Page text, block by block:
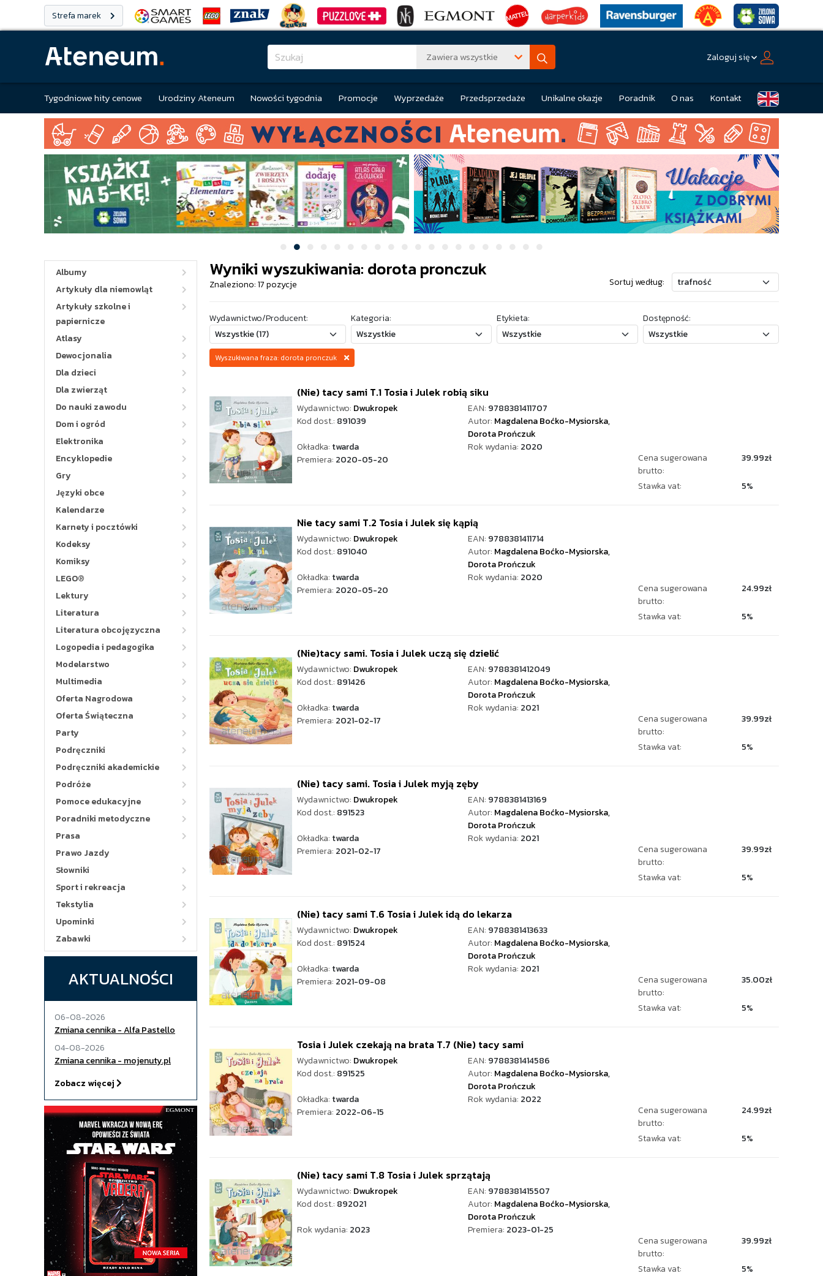
Strefa marek
Zawiera wszystkie Zaloguj się
Tygodniowe hity cenowe Urodziny Ateneum Nowości tygodnia Promocje Wyprzedaże Przedsprzedaże Unikalne okazje Poradnik O nas Kontakt
Albumy
Artykuły dla niemowląt
Artykuły szkolne i
papiernicze
Atlasy
Dewocjonalia
Dla dzieci
Dla zwierząt
Do nauki zawodu
Dom i ogród
Elektronika
Encyklopedie
Gry
Języki obce
Kalendarze
Karnety i pocztówki
Kodeksy
Komiksy
LEGO®
Lektury
Literatura
Literatura obcojęzyczna
Logopedia i pedagogika
Modelarstwo
Multimedia
Oferta Nagrodowa
Oferta Świąteczna
Party
Podręczniki
Podręczniki akademickie
Podróże
Pomoce edukacyjne
Poradniki metodyczne
Prasa
Prawo Jazdy
Słowniki
Sport i rekreacja
Tekstylia
Upominki
Zabawki
AKTUALNOŚCI
06-08-2026
Zmiana cennika - Alfa Pastello
04-08-2026
Zmiana cennika - mojenuty.pl
Zobacz więcej
Wyniki wyszukiwania: dorota pronczuk
Znaleziono: 17 pozycje Sortuj według:
Wydawnictwo/Producent: Kategoria: Etykieta: Dostępność:
Wyszukiwana fraza: dorota pronczuk
(Nie) tacy sami T.1 Tosia i Julek robią siku
Wydawnictwo: Dwukropek EAN: 9788381411707
Kod dost.: 891039 Autor: Magdalena Boćko-Mysiorska,
Dorota Prończuk
Okładka: twarda Rok wydania: 2020
Premiera: 2020-05-20
Cena sugerowana
brutto:
39.99zł
Stawka vat: 5%
Nie tacy sami T.2 Tosia i Julek się kąpią
Wydawnictwo: Dwukropek EAN: 9788381411714
Kod dost.: 891040 Autor: Magdalena Boćko-Mysiorska,
Dorota Prończuk
Okładka: twarda Rok wydania: 2020
Premiera: 2020-05-20
Cena sugerowana
brutto:
24.99zł
Stawka vat: 5%
(Nie)tacy sami. Tosia i Julek uczą się dzielić
Wydawnictwo: Dwukropek EAN: 9788381412049
Kod dost.: 891426 Autor: Magdalena Boćko-Mysiorska,
Dorota Prończuk
Okładka: twarda Rok wydania: 2021
Premiera: 2021-02-17
Cena sugerowana
brutto:
39.99zł
Stawka vat: 5%
(Nie) tacy sami. Tosia i Julek myją zęby
Wydawnictwo: Dwukropek EAN: 9788381413169
Kod dost.: 891523 Autor: Magdalena Boćko-Mysiorska,
Dorota Prończuk
Okładka: twarda Rok wydania: 2021
Premiera: 2021-02-17
Cena sugerowana
brutto:
39.99zł
Stawka vat: 5%
(Nie) tacy sami T.6 Tosia i Julek idą do lekarza
Wydawnictwo: Dwukropek EAN: 9788381413633
Kod dost.: 891524 Autor: Magdalena Boćko-Mysiorska,
Dorota Prończuk
Okładka: twarda Rok wydania: 2021
Premiera: 2021-09-08
Cena sugerowana
brutto:
35.00zł
Stawka vat: 5%
Tosia i Julek czekają na brata T.7 (Nie) tacy sami
Wydawnictwo: Dwukropek EAN: 9788381414586
Kod dost.: 891525 Autor: Magdalena Boćko-Mysiorska,
Dorota Prończuk
Okładka: twarda Rok wydania: 2022
Premiera: 2022-06-15
Cena sugerowana
brutto:
24.99zł
Stawka vat: 5%
(Nie) tacy sami T.8 Tosia i Julek sprzątają
Wydawnictwo: Dwukropek EAN: 9788381415507
Kod dost.: 892021 Autor: Magdalena Boćko-Mysiorska,
Dorota Prończuk
Rok wydania: 2023 Premiera: 2023-01-25
Cena sugerowana
brutto:
39.99zł
Stawka vat: 5%